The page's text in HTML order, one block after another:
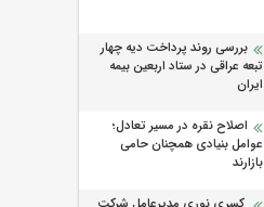
بررسی روند پرداخت دیه چهار
تبعه عراقی در ستاد اربعین بیمه
ایران
اصلاح نقره در مسیر تعادل؛
عوامل بنیادی همچنان حامی
بازارند